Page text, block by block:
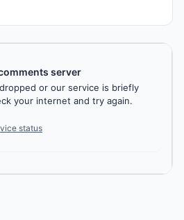
server
or our service is briefly
your internet and try again.
status